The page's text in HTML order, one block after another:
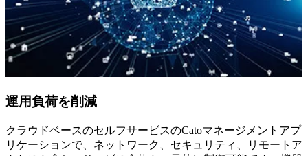
運用負荷を削減
クラウドベースのセルフサービスのCatoマネージメントアプ
リケーションで、ネットワーク、セキュリティ、リモートア